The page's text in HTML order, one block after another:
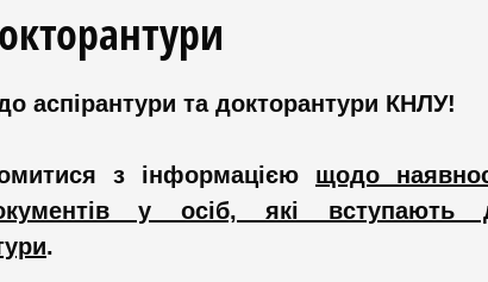
аспірантури та докторантури КНЛУ!
з інформацією щодо
у осіб, які вступають
.